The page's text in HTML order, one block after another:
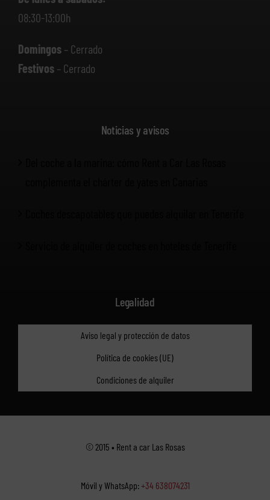
08:30-13:00h
Domingos– Cerrado
Festivos– Cerrado
Noticias y avisos
Legalidad
Aviso legal y protección de datos
Política de cookies (UE)
Condiciones de alquiler
© 2015 • Rent a car Las Rosas
Móvil y WhatsApp:+34 638074231